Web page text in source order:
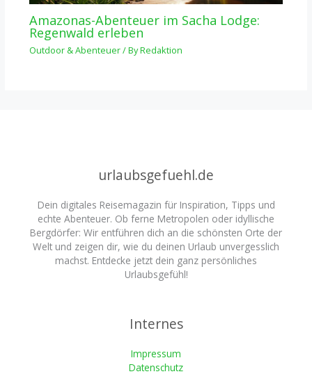
Amazonas-Abenteuer im Sacha Lodge:
Regenwald erleben
Outdoor & Abenteuer/ ByRedaktion
urlaubsgefuehl.de
Dein digitales Reisemagazin für Inspiration, Tipps und
echte Abenteuer. Ob ferne Metropolen oder idyllische
Bergdörfer: Wir entführen dich an die schönsten Orte der
Welt und zeigen dir, wie du deinen Urlaub unvergesslich
machst. Entdecke jetzt dein ganz persönliches
Urlaubsgefühl!
Internes
Impressum
Datenschutz